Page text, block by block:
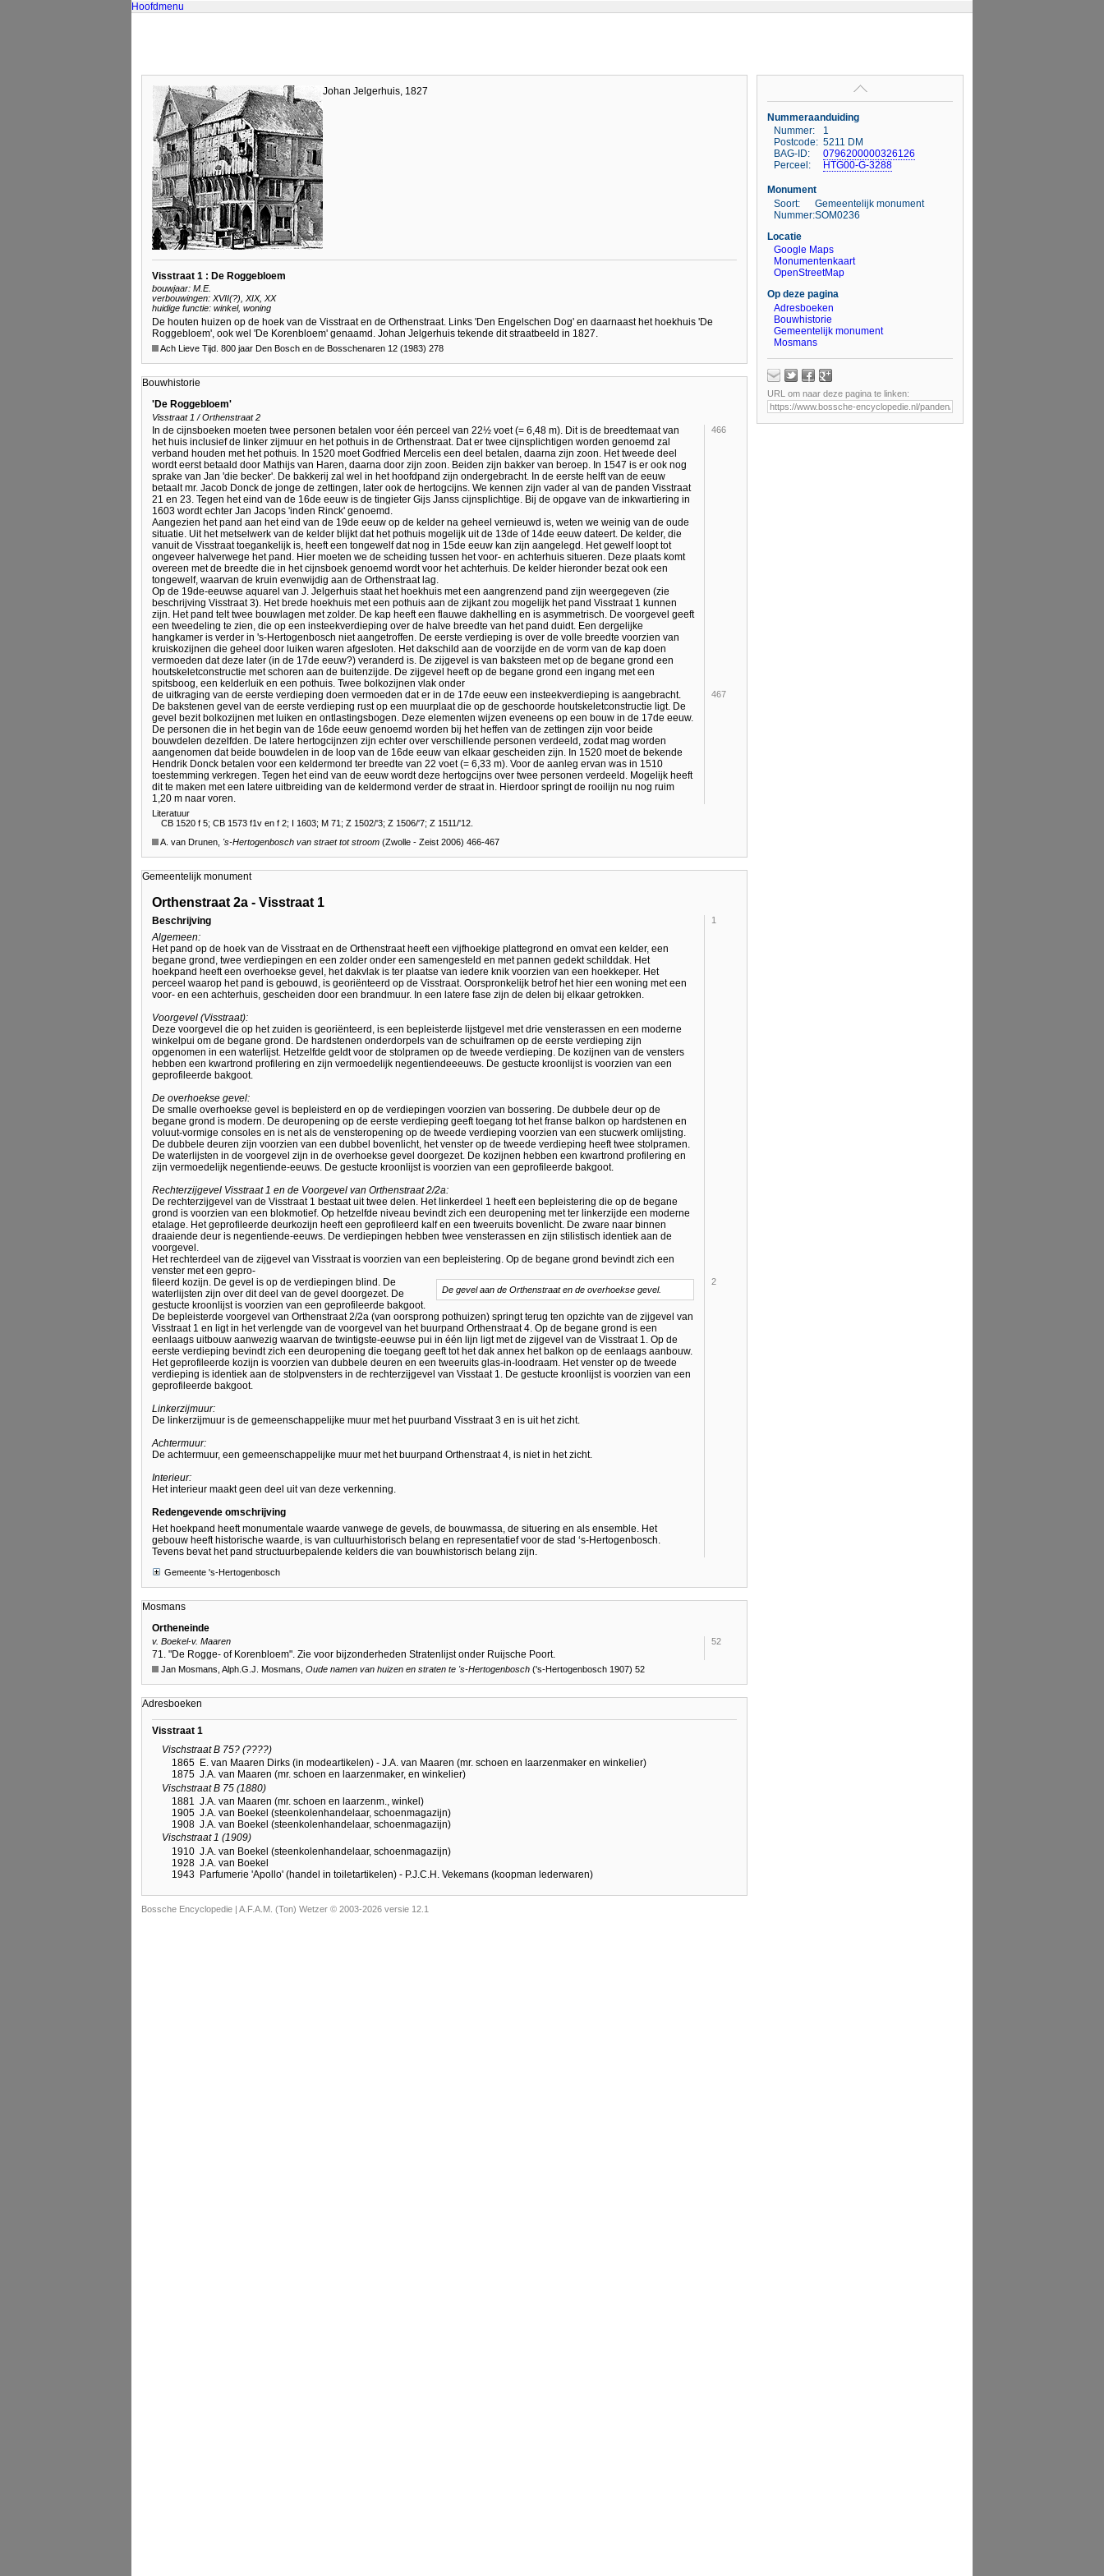
Hoofdmenu
Johan Jelgerhuis, 1827
Visstraat 1 : De Roggebloem
bouwjaar: M.E.
verbouwingen: XVII(?), XIX, XX
huidige functie: winkel, woning
De houten huizen op de hoek van de Visstraat en de Orthenstraat. Links 'Den Engelschen Dog' en daarnaast het hoekhuis 'De
Roggebloem', ook wel 'De Korenbloem' genaamd. Johan Jelgerhuis tekende dit straatbeeld in 1827.
Ach Lieve Tijd. 800 jaar Den Bosch en de Bosschenaren 12 (1983) 278
Bouwhistorie
'De Roggebloem'
Visstraat 1 / Orthenstraat 2
In de cijnsboeken moeten twee personen betalen voor één perceel van 22½ voet (= 6,48 m). Dit is de breedtemaat van
het huis inclusief de linker zijmuur en het pothuis in de Orthenstraat. Dat er twee cijnsplichtigen worden genoemd zal
verband houden met het pothuis. In 1520 moet Godfried Mercelis een deel betalen, daarna zijn zoon. Het tweede deel
wordt eerst betaald door Mathijs van Haren, daarna door zijn zoon. Beiden zijn bakker van beroep. In 1547 is er ook nog
sprake van Jan 'die becker'. De bakkerij zal wel in het hoofdpand zijn ondergebracht. In de eerste helft van de eeuw
betaalt mr. Jacob Donck de jonge de zettingen, later ook de hertogcijns. We kennen zijn vader al van de panden Visstraat
21 en 23. Tegen het eind van de 16de eeuw is de tingieter Gijs Janss cijnsplichtige. Bij de opgave van de inkwartiering in
1603 wordt echter Jan Jacops 'inden Rinck' genoemd.
Aangezien het pand aan het eind van de 19de eeuw op de kelder na geheel vernieuwd is, weten we weinig van de oude
situatie. Uit het metselwerk van de kelder blijkt dat het pothuis mogelijk uit de 13de of 14de eeuw dateert. De kelder, die
vanuit de Visstraat toegankelijk is, heeft een tongewelf dat nog in 15de eeuw kan zijn aangelegd. Het gewelf loopt tot
ongeveer halverwege het pand. Hier moeten we de scheiding tussen het voor- en achterhuis situeren. Deze plaats komt
overeen met de breedte die in het cijnsboek genoemd wordt voor het achterhuis. De kelder hieronder bezat ook een
tongewelf, waarvan de kruin evenwijdig aan de Orthenstraat lag.
Op de 19de-eeuwse aquarel van J. Jelgerhuis staat het hoekhuis met een aangrenzend pand zijn weergegeven (zie
beschrijving Visstraat 3). Het brede hoekhuis met een pothuis aan de zijkant zou mogelijk het pand Visstraat 1 kunnen
zijn. Het pand telt twee bouwlagen met zolder. De kap heeft een flauwe dakhelling en is asymmetrisch. De voorgevel geeft
een tweedeling te zien, die op een insteekverdieping over de halve breedte van het pand duidt. Een dergelijke
hangkamer is verder in 's-Hertogenbosch niet aangetroffen. De eerste verdieping is over de volle breedte voorzien van
kruiskozijnen die geheel door luiken waren afgesloten. Het dakschild aan de voorzijde en de vorm van de kap doen
vermoeden dat deze later (in de 17de eeuw?) veranderd is. De zijgevel is van baksteen met op de begane grond een
houtskeletconstructie met schoren aan de buitenzijde. De zijgevel heeft op de begane grond een ingang met een
spitsboog, een kelderluik en een pothuis. Twee bolkozijnen vlak onder
466
de uitkraging van de eerste verdieping doen vermoeden dat er in de 17de eeuw een insteekverdieping is aangebracht.
De bakstenen gevel van de eerste verdieping rust op een muurplaat die op de geschoorde houtskeletconstructie ligt. De
gevel bezit bolkozijnen met luiken en ontlastingsbogen. Deze elementen wijzen eveneens op een bouw in de 17de eeuw.
De personen die in het begin van de 16de eeuw genoemd worden bij het heffen van de zettingen zijn voor beide
bouwdelen dezelfden. De latere hertogcijnzen zijn echter over verschillende personen verdeeld, zodat mag worden
aangenomen dat beide bouwdelen in de loop van de 16de eeuw van elkaar gescheiden zijn. In 1520 moet de bekende
Hendrik Donck betalen voor een keldermond ter breedte van 22 voet (= 6,33 m). Voor de aanleg ervan was in 1510
toestemming verkregen. Tegen het eind van de eeuw wordt deze hertogcijns over twee personen verdeeld. Mogelijk heeft
dit te maken met een latere uitbreiding van de keldermond verder de straat in. Hierdoor springt de rooilijn nu nog ruim
1,20 m naar voren.
467
Literatuur
CB 1520 f 5; CB 1573 f1v en f 2; I 1603; M 71; Z 1502/'3; Z 1506/'7; Z 1511/'12.
A. van Drunen, 's-Hertogenbosch van straet tot stroom (Zwolle - Zeist 2006) 466-467
Gemeentelijk monument
Orthenstraat 2a - Visstraat 1
Beschrijving
Algemeen:
Het pand op de hoek van de Visstraat en de Orthenstraat heeft een vijfhoekige plattegrond en omvat een kelder, een
begane grond, twee verdiepingen en een zolder onder een samengesteld en met pannen gedekt schilddak. Het
hoekpand heeft een overhoekse gevel, het dakvlak is ter plaatse van iedere knik voorzien van een hoekkeper. Het
perceel waarop het pand is gebouwd, is georiënteerd op de Visstraat. Oorspronkelijk betrof het hier een woning met een
voor- en een achterhuis, gescheiden door een brandmuur. In een latere fase zijn de delen bij elkaar getrokken.
Voorgevel (Visstraat):
Deze voorgevel die op het zuiden is georiënteerd, is een bepleisterde lijstgevel met drie vensterassen en een moderne
winkelpui om de begane grond. De hardstenen onderdorpels van de schuiframen op de eerste verdieping zijn
opgenomen in een waterlijst. Hetzelfde geldt voor de stolpramen op de tweede verdieping. De kozijnen van de vensters
hebben een kwartrond profilering en zijn vermoedelijk negentiendeeeuws. De gestucte kroonlijst is voorzien van een
geprofileerde bakgoot.
De overhoekse gevel:
De smalle overhoekse gevel is bepleisterd en op de verdiepingen voorzien van bossering. De dubbele deur op de
begane grond is modern. De deuropening op de eerste verdieping geeft toegang tot het franse balkon op hardstenen en
voluut-vormige consoles en is net als de vensteropening op de tweede verdieping voorzien van een stucwerk omlijsting.
De dubbele deuren zijn voorzien van een dubbel bovenlicht, het venster op de tweede verdieping heeft twee stolpramen.
De waterlijsten in de voorgevel zijn in de overhoekse gevel doorgezet. De kozijnen hebben een kwartrond profilering en
zijn vermoedelijk negentiende-eeuws. De gestucte kroonlijst is voorzien van een geprofileerde bakgoot.
Rechterzijgevel Visstraat 1 en de Voorgevel van Orthenstraat 2/2a:
De rechterzijgevel van de Visstraat 1 bestaat uit twee delen. Het linkerdeel 1 heeft een bepleistering die op de begane
grond is voorzien van een blokmotief. Op hetzelfde niveau bevindt zich een deuropening met ter linkerzijde een moderne
etalage. Het geprofileerde deurkozijn heeft een geprofileerd kalf en een tweeruits bovenlicht. De zware naar binnen
draaiende deur is negentiende-eeuws. De verdiepingen hebben twee vensterassen en zijn stilistisch identiek aan de
voorgevel.
Het rechterdeel van de zijgevel van Visstraat is voorzien van een bepleistering. Op de begane grond bevindt zich een
venster met een gepro-
1
De gevel aan de Orthenstraat en de overhoekse gevel.
fileerd kozijn. De gevel is op de verdiepingen blind. De
waterlijsten zijn over dit deel van de gevel doorgezet. De
gestucte kroonlijst is voorzien van een geprofileerde bakgoot.
De bepleisterde voorgevel van Orthenstraat 2/2a (van oorsprong pothuizen) springt terug ten opzichte van de zijgevel van
Visstraat 1 en ligt in het verlengde van de voorgevel van het buurpand Orthenstraat 4. Op de begane grond is een
eenlaags uitbouw aanwezig waarvan de twintigste-eeuwse pui in één lijn ligt met de zijgevel van de Visstraat 1. Op de
eerste verdieping bevindt zich een deuropening die toegang geeft tot het dak annex het balkon op de eenlaags aanbouw.
Het geprofileerde kozijn is voorzien van dubbele deuren en een tweeruits glas-in-loodraam. Het venster op de tweede
verdieping is identiek aan de stolpvensters in de rechterzijgevel van Visstaat 1. De gestucte kroonlijst is voorzien van een
geprofileerde bakgoot.
Linkerzijmuur:
De linkerzijmuur is de gemeenschappelijke muur met het puurband Visstraat 3 en is uit het zicht.
Achtermuur:
De achtermuur, een gemeenschappelijke muur met het buurpand Orthenstraat 4, is niet in het zicht.
Interieur:
Het interieur maakt geen deel uit van deze verkenning.
Redengevende omschrijving
Het hoekpand heeft monumentale waarde vanwege de gevels, de bouwmassa, de situering en als ensemble. Het
gebouw heeft historische waarde, is van cultuurhistorisch belang en representatief voor de stad ‘s-Hertogenbosch.
Tevens bevat het pand structuurbepalende kelders die van bouwhistorisch belang zijn.
2
Gemeente 's-Hertogenbosch
Mosmans
Ortheneinde
v. Boekel-v. Maaren
71. "De Rogge- of Korenbloem". Zie voor bijzonderheden Stratenlijst onder Ruijsche Poort.
52
Jan Mosmans, Alph.G.J. Mosmans, Oude namen van huizen en straten te 's-Hertogenbosch ('s-Hertogenbosch 1907) 52
Adresboeken
Visstraat 1
Vischstraat B 75? (????)
1865 E. van Maaren Dirks (in modeartikelen) - J.A. van Maaren (mr. schoen en laarzenmaker en winkelier)
1875 J.A. van Maaren (mr. schoen en laarzenmaker, en winkelier)
Vischstraat B 75 (1880)
1881 J.A. van Maaren (mr. schoen en laarzenm., winkel)
1905 J.A. van Boekel (steenkolenhandelaar, schoenmagazijn)
1908 J.A. van Boekel (steenkolenhandelaar, schoenmagazijn)
Vischstraat 1 (1909)
1910 J.A. van Boekel (steenkolenhandelaar, schoenmagazijn)
1928 J.A. van Boekel
1943 Parfumerie 'Apollo' (handel in toiletartikelen) - P.J.C.H. Vekemans (koopman lederwaren)
Nummeraanduiding
Nummer:
1
Postcode: 5211 DM
BAG-ID:
0796200000326126
Perceel:
HTG00-G-3288
Monument
Soort:
Gemeentelijk monument
Nummer:SOM0236
Locatie
Google Maps
Monumentenkaart
OpenStreetMap
Op deze pagina
Adresboeken
Bouwhistorie
Gemeentelijk monument
Mosmans
URL om naar deze pagina te linken:
Bossche Encyclopedie | A.F.A.M. (Ton) Wetzer © 2003-2026 versie 12.1